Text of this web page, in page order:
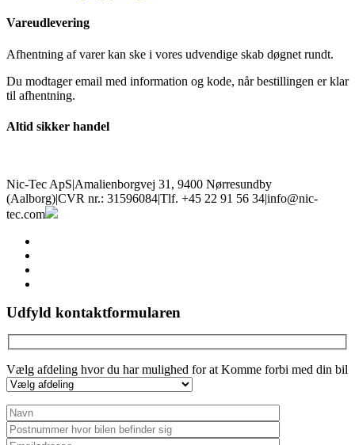
Vareudlevering
Afhentning af varer kan ske i vores udvendige skab døgnet rundt.
Du modtager email med information og kode, når bestillingen er klar
til afhentning.
Altid sikker handel
Nic-Tec ApS|Amalienborgvej 31, 9400 Nørresundby
(Aalborg)|CVR nr.: 31596084|Tlf. +45 22 91 56 34|info@nic-
tec.com
Udfyld kontaktformularen
Vælg afdeling hvor du har mulighed for at Komme forbi med din bil